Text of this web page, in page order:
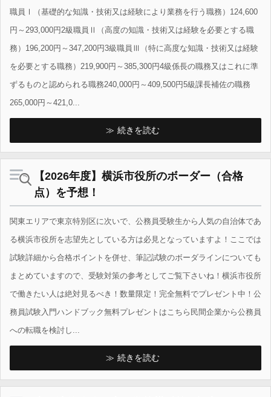
職員Ⅰ（基礎的な知識・技術又は経験により業務を行う職務）124,600
円～293,000円2級職員Ⅱ（高度の知識・技術又は経験を必要とする職
務）196,200円～347,200円3級職員Ⅲ（特に高度な知識・技術又は経験
を必要とする職務）219,900円～385,300円4級係長の職務又はこれに準
ずるものと認められる職務240,000円～409,500円5級課長補佐の職務
265,000円～421,0...
続きを読む
【2026年度】横浜市役所のボーダー（合格
点）を予想！
関東エリアで東京特別区に次いで、公務員受験生から人気の自治体であ
る横浜市役所を志望先としている方は必見となっていますよ！ここでは
試験詳細から合格ポイントを併せ、筆記試験のボーダラインについても
まとめていますので、受験対策の参考としてご覧下さいね！横浜市役所
で働きたい人は絶対見るべき！数量限定！完全無料でプレゼント中！公
務員試験入門ハンドブック無料プレゼントはこちら民間企業から公務員
への転職を検討し...
続きを読む